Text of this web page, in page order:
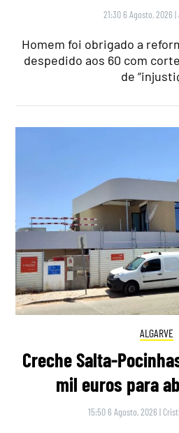
21:30 6 Agosto, 2026 |
Homem foi obrigado a
despedido aos 60 com
de
ALGARVE
Creche Salta-
mil euros para
15:50 6 Agosto, 2026 |